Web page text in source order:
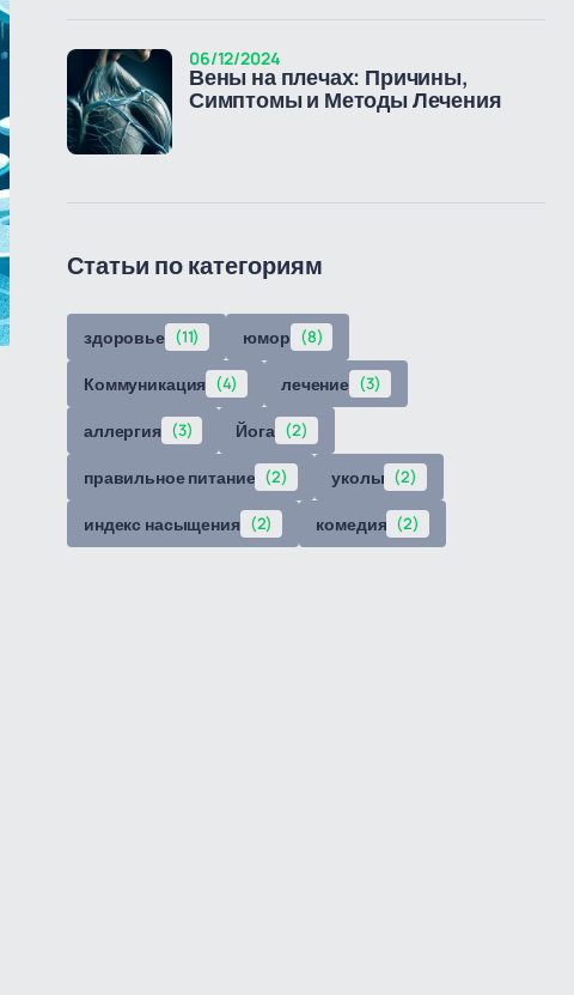
Вены на плечах: Причины,
Симптомы и Методы Лечения
06/12/2024
Статьи по категориям
здоровье (11) юмор (8)
Коммуникация (4) лечение (3)
аллергия (3) Йога (2)
правильное питание (2) уколы (2)
индекс насыщения (2) комедия (2)